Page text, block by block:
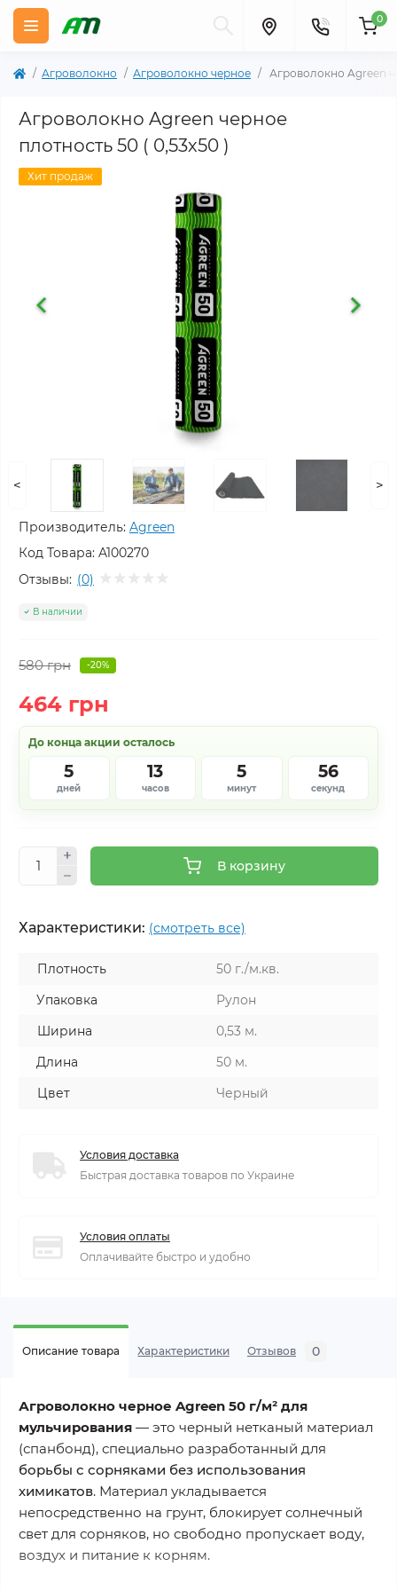
0
Агроволокно Агроволокно черное Агроволокно Agreen
Агроволокно Agreen черное
плотность 50 ( 0,53х50 )
Хит продаж
< >
Производитель: Agreen
Код Товара: A100270
Отзывы: (0)
В наличии
580 грн -20%
464 грн
До конца акции осталось
5
дней
13
часов
5
минут
55
секунд
В корзину
Характеристики: (смотреть все)
Плотность
50 г./м.кв.
Упаковка
Рулон
Ширина
0,53 м.
Длина
50 м.
Цвет
Черный
Условия доставка
Быстрая доставка товаров по Украине
Условия оплаты
Оплачивайте быстро и удобно
Описание товара Характеристики Отзывов 0
Агроволокно черное Agreen 50 г/м² для
мульчирования — это черный нетканый материал
(спанбонд), специально разработанный для
борьбы с сорняками без использования
химикатов. Материал укладывается
непосредственно на грунт, блокирует солнечный
свет для сорняков, но свободно пропускает воду,
воздух и питание к корням.